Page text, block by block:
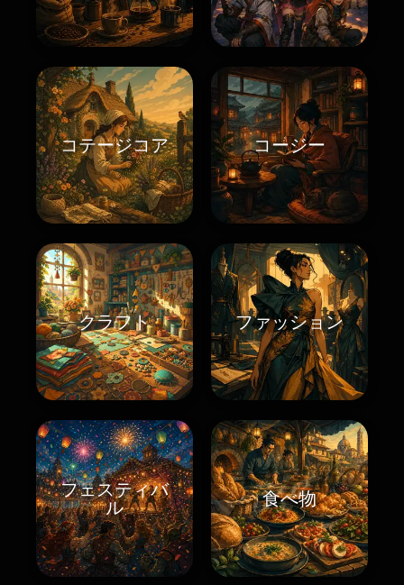
コテージコア コージー
クラフト ファッション
フェスティバ
ル
食べ物